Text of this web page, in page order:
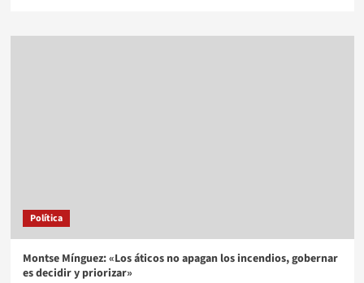
Política
Montse Mínguez: «Los áticos no apagan los incendios, gobernar
es decidir y priorizar»